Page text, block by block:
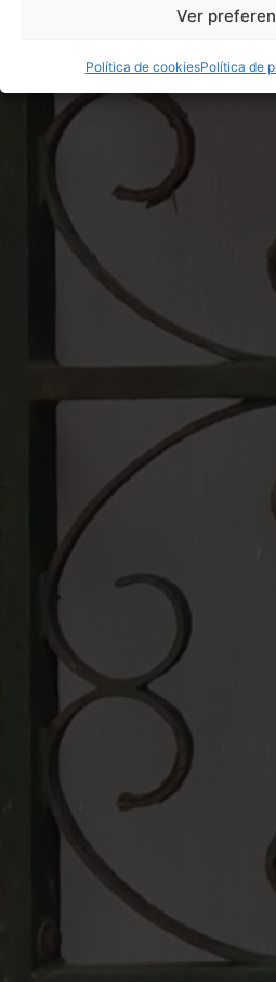
Ver
Política de cookiesPolítica de